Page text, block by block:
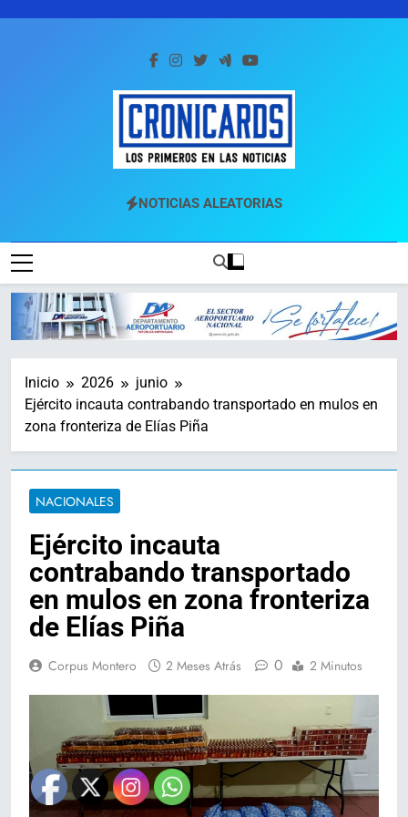
Cronicards
Los Primeros En Las Noticias
NOTICIAS ALEATORIAS
Inicio 2026
junio
Ejército incauta contrabando transportado en mulos en
zona fronteriza de Elías Piña
NACIONALES
Ejército incauta
contrabando transportado
en mulos en zona fronteriza
de Elías Piña
Corpus Montero 2 Meses Atrás 0 2 Minutos